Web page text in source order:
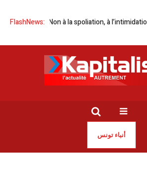
FlashNews:
| Non à la spoliation, à l’intimidation et
أنباء تونس